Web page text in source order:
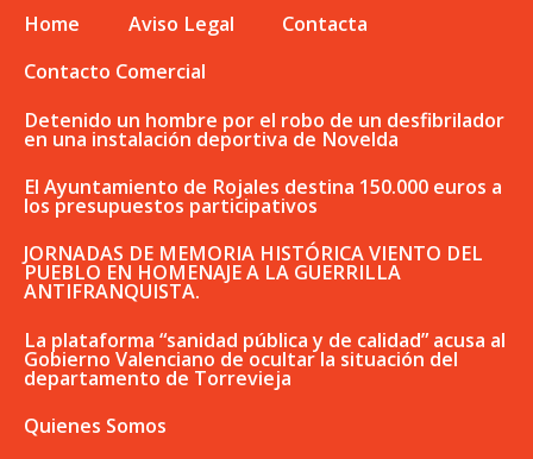
Home Aviso Legal
Contacta
Contacto Comercial
Detenido un hombre por el robo de un desfibrilador
en una instalación deportiva de Novelda
El Ayuntamiento de Rojales destina 150.000 euros a
los presupuestos participativos
JORNADAS DE MEMORIA HISTÓRICA VIENTO DEL
PUEBLO EN HOMENAJE A LA GUERRILLA
ANTIFRANQUISTA.
La plataforma “sanidad pública y de calidad” acusa al
Gobierno Valenciano de ocultar la situación del
departamento de Torrevieja
Quienes Somos